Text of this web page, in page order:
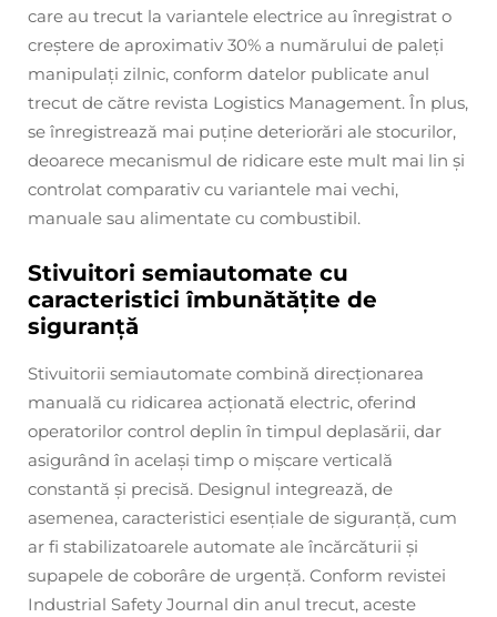
care au trecut la variantele electrice au înregistrat o
creștere de aproximativ 30% a numărului de paleți
manipulați zilnic, conform datelor publicate anul
trecut de către revista Logistics Management. În plus,
se înregistrează mai puține deteriorări ale stocurilor,
deoarece mecanismul de ridicare este mult mai lin și
controlat comparativ cu variantele mai vechi,
manuale sau alimentate cu combustibil.
Stivuitori semiautomate cu
caracteristici îmbunătățite de
siguranță
Stivuitorii semiautomate combină direcționarea
manuală cu ridicarea acționată electric, oferind
operatorilor control deplin în timpul deplasării, dar
asigurând în același timp o mișcare verticală
constantă și precisă. Designul integrează, de
asemenea, caracteristici esențiale de siguranță, cum
ar fi stabilizatoarele automate ale încărcăturii și
supapele de coborâre de urgență. Conform revistei
Industrial Safety Journal din anul trecut, aceste